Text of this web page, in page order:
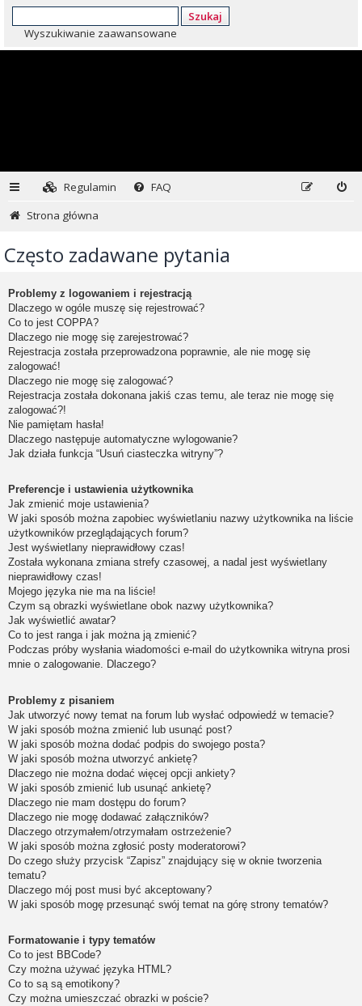
Szukaj
Wyszukiwanie zaawansowane
Regulamin
FAQ
Strona główna
Często zadawane pytania
Problemy z logowaniem i rejestracją
Dlaczego w ogóle muszę się rejestrować?
Co to jest COPPA?
Dlaczego nie mogę się zarejestrować?
Rejestracja została przeprowadzona poprawnie, ale nie mogę się
zalogować!
Dlaczego nie mogę się zalogować?
Rejestracja została dokonana jakiś czas temu, ale teraz nie mogę się
zalogować?!
Nie pamiętam hasła!
Dlaczego następuje automatyczne wylogowanie?
Jak działa funkcja “Usuń ciasteczka witryny”?
Preferencje i ustawienia użytkownika
Jak zmienić moje ustawienia?
W jaki sposób można zapobiec wyświetlaniu nazwy użytkownika na liście
użytkowników przeglądających forum?
Jest wyświetlany nieprawidłowy czas!
Została wykonana zmiana strefy czasowej, a nadal jest wyświetlany
nieprawidłowy czas!
Mojego języka nie ma na liście!
Czym są obrazki wyświetlane obok nazwy użytkownika?
Jak wyświetlić awatar?
Co to jest ranga i jak można ją zmienić?
Podczas próby wysłania wiadomości e-mail do użytkownika witryna prosi
mnie o zalogowanie. Dlaczego?
Problemy z pisaniem
Jak utworzyć nowy temat na forum lub wysłać odpowiedź w temacie?
W jaki sposób można zmienić lub usunąć post?
W jaki sposób można dodać podpis do swojego posta?
W jaki sposób można utworzyć ankietę?
Dlaczego nie można dodać więcej opcji ankiety?
W jaki sposób zmienić lub usunąć ankietę?
Dlaczego nie mam dostępu do forum?
Dlaczego nie mogę dodawać załączników?
Dlaczego otrzymałem/otrzymałam ostrzeżenie?
W jaki sposób można zgłosić posty moderatorowi?
Do czego służy przycisk “Zapisz” znajdujący się w oknie tworzenia
tematu?
Dlaczego mój post musi być akceptowany?
W jaki sposób mogę przesunąć swój temat na górę strony tematów?
Formatowanie i typy tematów
Co to jest BBCode?
Czy można używać języka HTML?
Co to są są emotikony?
Czy można umieszczać obrazki w poście?